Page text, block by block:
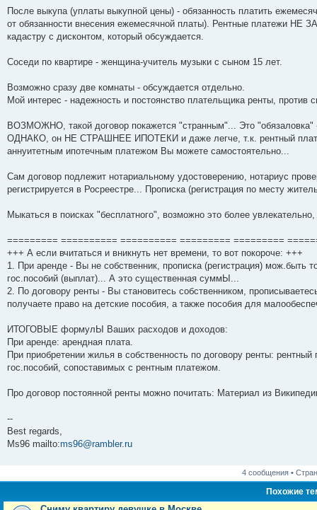
После выкупа (уплаты выкупной цены) - обязанность платить
от обязанности внесения ежемесячной платы). Рентные платежи
кадастру с дисконтом, который обсуждается.
Соседи по квартире - женщина-учитель музыки с сыном 15 лет.
Возможно сразу две комнаты - обсуждается отдельно.
Мой интерес - надежность и постоянство плательщика ренты,
ВОЗМОЖНО, такой договор покажется "странным"... Это "обязаловка"
ОДНАКО, он НЕ СТРАШНЕЕ ИПОТЕКИ и даже легче, т.к. рентный
аннуитетным ипотечным платежом Вы можете самостоятельно...
Сам договор подлежит нотариальному удостоверению, нотариус
регистрируется в Росреестре... Прописка (регистрация по месту
Мыкаться в поисках "бесплатного", возможно это более
========= ========== ========== ========= =========
+++ А если вчитаться и вникнуть нет времени, то вот покороче: +++
1. При аренде - Вы не собственник, прописка (регистрация)
гос.пособий (выплат)... А это существенная суммЫ...
2. По договору ренты - Вы становитесь собственником,
получаете право на детские пособия, а также пособия для
ИТОГОВЫЕ формулЫ Ваших расходов и доходов:
При аренде: арендная плата.
При приобретении жилья в собственность по договору ренты:
гос.пособий, сопоставимых с рентным платежом.
Про договор постоянной ренты можно почитать: Материал из
--
Best regards,
Ms96 mailto:ms96@rambler.ru
4 сообщения •
Похожие